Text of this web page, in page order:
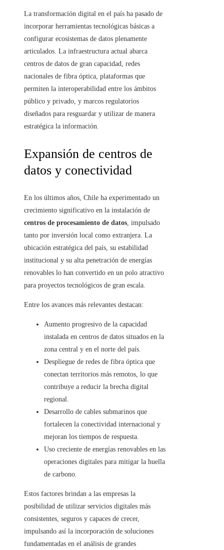
La transformación digital en el país ha pasado de
incorporar herramientas tecnológicas básicas a
configurar ecosistemas de datos plenamente
articulados. La infraestructura actual abarca
centros de datos de gran capacidad, redes
nacionales de fibra óptica, plataformas que
permiten la interoperabilidad entre los ámbitos
público y privado, y marcos regulatorios
diseñados para resguardar y utilizar de manera
estratégica la información.
Expansión de centros de
datos y conectividad
En los últimos años, Chile ha experimentado un
crecimiento significativo en la instalación de
centros de procesamiento de datos, impulsado
tanto por inversión local como extranjera. La
ubicación estratégica del país, su estabilidad
institucional y su alta penetración de energías
renovables lo han convertido en un polo atractivo
para proyectos tecnológicos de gran escala.
Entre los avances más relevantes destacan:
Aumento progresivo de la capacidad
instalada en centros de datos situados en la
zona central y en el norte del país.
Despliegue de redes de fibra óptica que
conectan territorios más remotos, lo que
contribuye a reducir la brecha digital
regional.
Desarrollo de cables submarinos que
fortalecen la conectividad internacional y
mejoran los tiempos de respuesta.
Uso creciente de energías renovables en las
operaciones digitales para mitigar la huella
de carbono.
Estos factores brindan a las empresas la
posibilidad de utilizar servicios digitales más
consistentes, seguros y capaces de crecer,
impulsando así la incorporación de soluciones
fundamentadas en el análisis de grandes